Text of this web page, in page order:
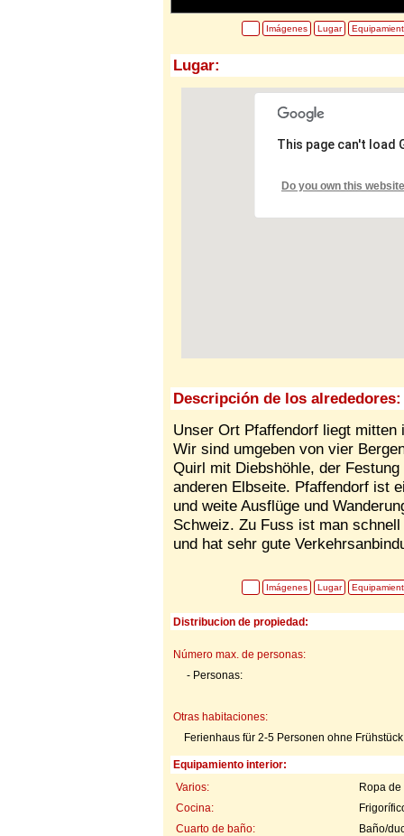
Imágenes Lugar
Lugar:
This page can't load
Do you own this
Descripción de los alrededores:
Unser Ort Pfaffendorf liegt
Wir sind umgeben von vier
Quirl mit Diebshöhle, der
anderen Elbseite. Pfaffendorf ist
und weite Ausflüge und
Schweiz. Zu Fuss ist man
und hat sehr gute
Imágenes Lugar
Distribucion de propiedad:
Número max. de personas:
- Personas:
Otras habitaciones:
Ferienhaus für 2-5 Personen ohne Frühstück
Equipamiento interior:
Varios:
Ropa
Cocina:
Cuarto de baño:
Baño/